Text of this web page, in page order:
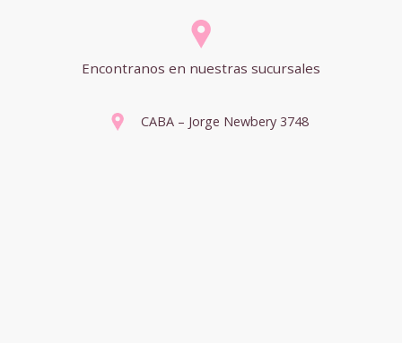
Encontranos en nuestras sucursales
CABA – Jorge Newbery 3748